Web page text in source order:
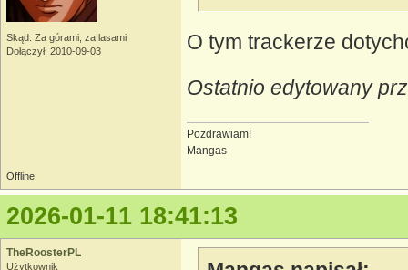
Skąd: Za górami, za lasami
Dołączył: 2010-09-03
O tym trackerze
Ostatnio edytowany
Pozdrawiam!
Mangas
Offline
2026-01-11 18:41:13
TheRoosterPL
Użytkownik